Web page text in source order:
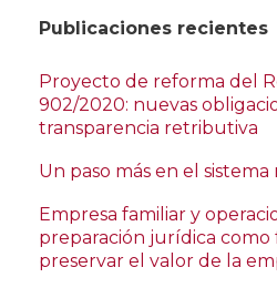
Publicaciones recientes
Proyecto de reforma del
902/2020: nuevas
transparencia retributiva
Un paso más en el
Empresa familiar y
preparación jurídica como
preservar el valor de la